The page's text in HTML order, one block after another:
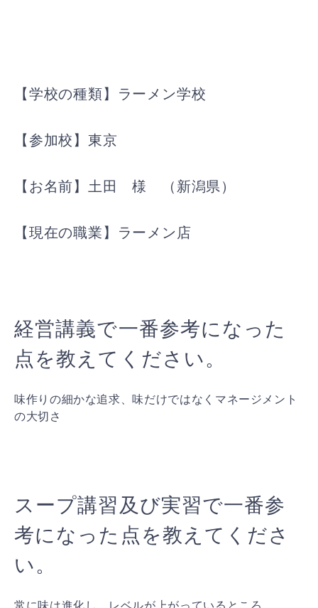
【学校の種類】ラーメン学校
【参加校】東京
【お名前】土田 様 （新潟県）
【現在の職業】ラーメン店
経営講義で一番参考になった
点を教えてください。
味作りの細かな追求、味だけではなくマネージメント
の大切さ
スープ講習及び実習で一番参
考になった点を教えてくださ
い。
常に味は進化し、レベルが上がっているところ